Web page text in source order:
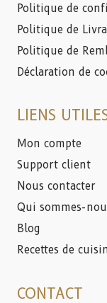
Politique de
Politique de
Politique de
Déclaration de
LIENS
Mon compte
Support client
Nous contacter
Qui sommes-
Blog
Recettes de
CONTACT